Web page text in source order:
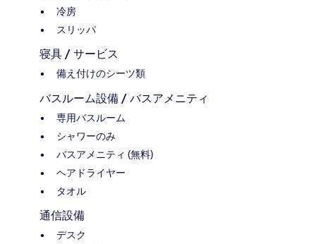
冷房
スリッパ
寝具 / サービス
備え付けのシーツ類
バスルーム設備 / バスアメニティ
専用バスルーム
シャワーのみ
バスアメニティ (無料)
ヘアドライヤー
タオル
通信設備
デスク